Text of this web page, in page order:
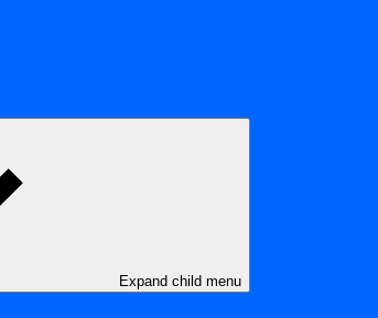
Expand child menu